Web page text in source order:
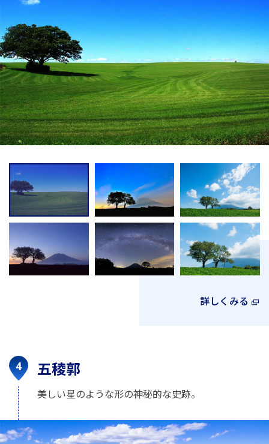
詳しくみる
五稜郭
美しい星のような形の神秘的な史跡。